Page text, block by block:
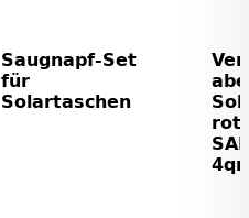
Saugnapf-Set
für
Solartaschen